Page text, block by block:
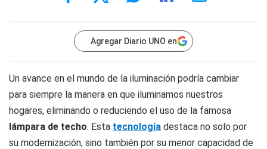
Agregar Diario UNO en
Un avance en el mundo de la iluminación podría cambiar
para siempre la manera en que iluminamos nuestros
hogares, eliminando o reduciendo el uso de la famosa
lámpara de techo. Esta tecnología destaca no solo por
su modernización, sino también por su menor capacidad de